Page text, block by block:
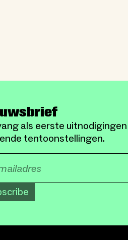
als eerste
tentoonstellingen.